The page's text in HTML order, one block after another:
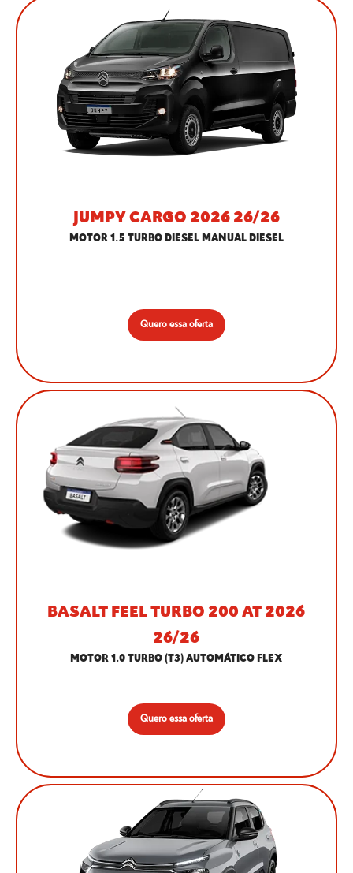
JUMPY CARGO 2026 26/26
MOTOR 1.5 TURBO DIESEL MANUAL DIESEL
Quero essa oferta
BASALT FEEL TURBO 200 AT 2026
26/26
MOTOR 1.0 TURBO (T3) AUTOMÁTICO FLEX
Quero essa oferta